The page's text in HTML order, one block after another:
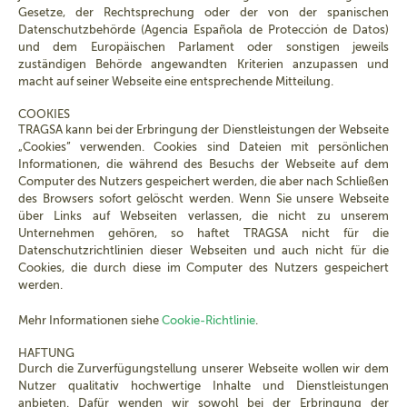
Gesetze, der Rechtsprechung oder der von der spanischen
Datenschutzbehörde (Agencia Española de Protección de Datos)
und dem Europäischen Parlament oder sonstigen jeweils
zuständigen Behörde angewandten Kriterien anzupassen und
macht auf seiner Webseite eine entsprechende Mitteilung.
COOKIES
TRAGSA kann bei der Erbringung der Dienstleistungen der Webseite
„Cookies” verwenden. Cookies sind Dateien mit persönlichen
Informationen, die während des Besuchs der Webseite auf dem
Computer des Nutzers gespeichert werden, die aber nach Schließen
des Browsers sofort gelöscht werden. Wenn Sie unsere Webseite
über Links auf Webseiten verlassen, die nicht zu unserem
Unternehmen gehören, so haftet TRAGSA nicht für die
Datenschutzrichtlinien dieser Webseiten und auch nicht für die
Cookies, die durch diese im Computer des Nutzers gespeichert
werden.
Mehr Informationen siehe Cookie-Richtlinie.
HAFTUNG
Durch die Zurverfügungstellung unserer Webseite wollen wir dem
Nutzer qualitativ hochwertige Inhalte und Dienstleistungen
anbieten. Dafür wenden wir sowohl bei der Erbringung der